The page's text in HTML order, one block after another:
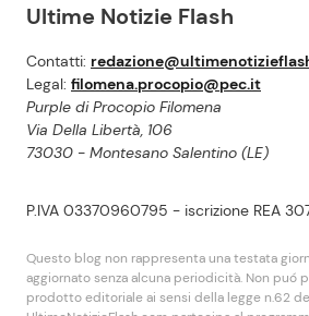
Ultime Notizie Flash
Contatti:
Legal: filomena.procopio@pec.it
Purple di Procopio Filomena
Via Della Libertà, 106
73030 - Montesano Salentino (LE)
P.IVA 03370960795 - iscrizione REA
Questo blog non rappresenta una testata
aggiornato senza alcuna periodicità. Non puó
prodotto editoriale ai sensi della legge n.62